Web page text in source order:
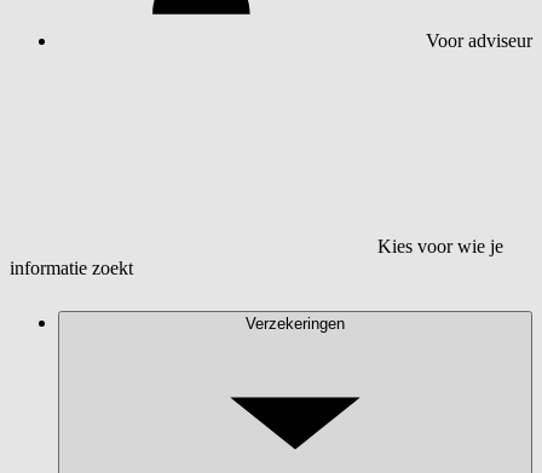
Voor adviseur
Kies voor wie je
informatie zoekt
Verzekeringen